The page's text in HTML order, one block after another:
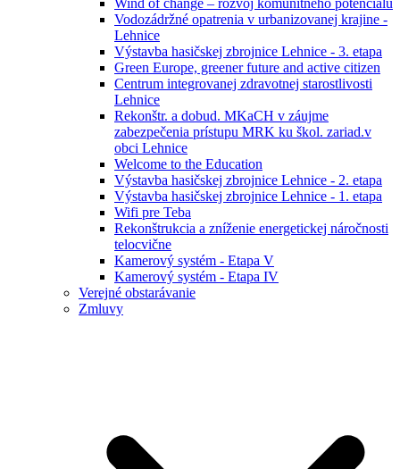
Wind of change – rozvoj komunitného potenciálu
Vodozádržné opatrenia v urbanizovanej krajine -
Lehnice
Výstavba hasičskej zbrojnice Lehnice - 3. etapa
Green Europe, greener future and active citizen
Centrum integrovanej zdravotnej starostlivosti
Lehnice
Rekonštr. a dobud. MKaCH v záujme
zabezpečenia prístupu MRK ku škol. zariad.v
obci Lehnice
Welcome to the Education
Výstavba hasičskej zbrojnice Lehnice - 2. etapa
Výstavba hasičskej zbrojnice Lehnice - 1. etapa
Wifi pre Teba
Rekonštrukcia a zníženie energetickej náročnosti
telocvične
Kamerový systém - Etapa V
Kamerový systém - Etapa IV
Verejné obstarávanie
Zmluvy